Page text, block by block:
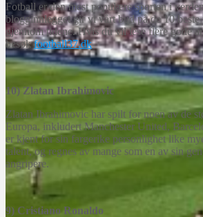
Fotball er den mest populære sporten i
blogginnlegget gir vi vårt bud på de 10
gjennom tidene. Hvis du vil lese flere gode
besøkfootball37.dk
10) Zlatan Ibrahimovic
Zlatan Ibrahimovic har spilt for noen av de
Europa, inkludert Manchester United,
er kjent for sin fargerike personlighet like
talent, og regnes av mange som en av sin
angripere.
9) Cristiano Ronaldo